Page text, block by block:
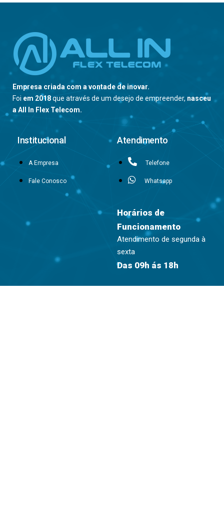
Empresa criada com a vontade de inovar.
Foi em 2018que através de um desejo de empreender, nasceu
a All In Flex Telecom.
Institucional
A Empresa
Fale Conosco
Atendimento
Telefone
Whatsapp
Horários de
Funcionamento
Atendimento de segunda à
sexta
Das 09h ás 18h